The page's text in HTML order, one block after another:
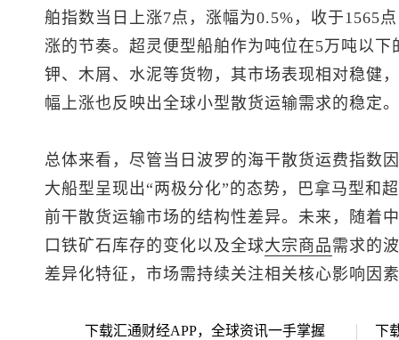
舶指数当日上涨7点，涨幅为0.5%，收于1565
涨的节奏。超灵便型船舶作为吨位在5万吨以
钾、木屑、水泥等货物，其市场表现相对稳健
幅上涨也反映出全球小型散货运输需求的稳定。
总体来看，尽管当日波罗的海干散货运费指数
大船型呈现出“两极分化”的态势，巴拿马型和
前干散货运输市场的结构性差异。未来，随着
口铁矿石库存的变化以及全球大宗商品需求的
差异化特征，市场需持续关注相关核心影响因
下载汇通财经APP，全球资讯一手掌握 下